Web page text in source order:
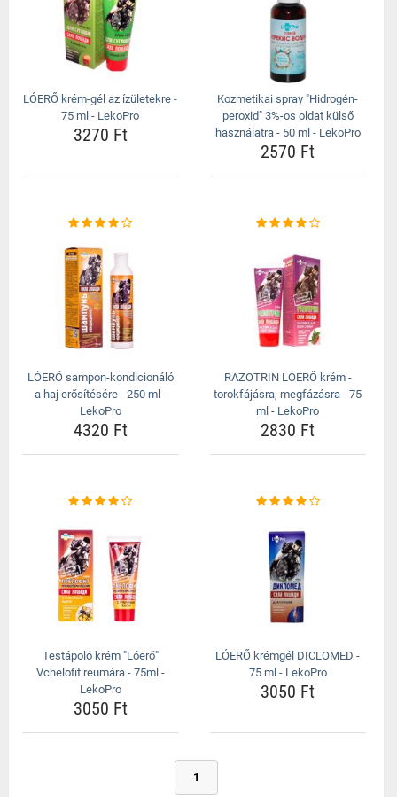
LÓERŐ krém-gél az ízületekre -
75 ml - LekoPro
3270 Ft
Kozmetikai spray "Hidrogén-
peroxid" 3%-os oldat külső
használatra - 50 ml - LekoPro
2570 Ft
LÓERŐ sampon-kondicionáló
a haj erősítésére - 250 ml -
LekoPro
4320 Ft
RAZOTRIN LÓERŐ krém -
torokfájásra, megfázásra - 75
ml - LekoPro
2830 Ft
Testápoló krém "Lóerő"
Vchelofit reumára - 75ml -
LekoPro
3050 Ft
LÓERŐ krémgél DICLOMED -
75 ml - LekoPro
3050 Ft
1